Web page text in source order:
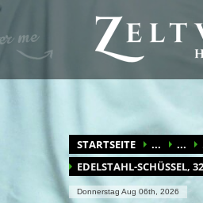
BLITZSCHNELL ZU
Durchs
Haben Sie Fragen? Wenn
STARTSEITE ... ...
EDELSTAHL-SCHÜSSEL,
Donnerstag Aug 06th, 2026